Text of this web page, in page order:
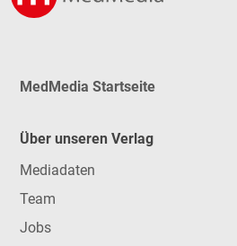
MedMedia Startseite
Über unseren Verlag
Mediadaten
Team
Jobs